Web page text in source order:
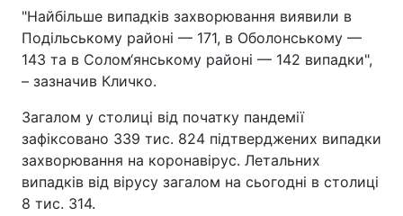
"Найбільше випадків захворювання виявили в
Подільському районі — 171, в Оболонському —
143 та в Солом‘янському районі — 142 випадки",
– зазначив Кличко.
Загалом у столиці від початку пандемії
зафіксовано 339 тис. 824 підтверджених випадки
захворювання на коронавірус. Летальних
випадків від вірусу загалом на сьогодні в столиці
8 тис. 314.